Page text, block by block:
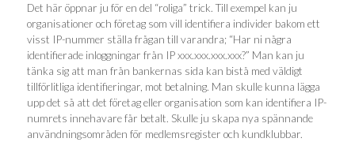
Det här öppnar ju för en del “roliga” trick. Till exempel kan ju
organisationer och företag som vill identifiera individer bakom ett
visst IP-nummer ställa frågan till varandra; “Har ni några
identifierade inloggningar från IP xxx.xxx.xxx.xxx?” Man kan ju
tänka sig att man från bankernas sida kan bistå med väldigt
tillförlitliga identifieringar, mot betalning. Man skulle kunna lägga
upp det så att det företag eller organisation som kan identifiera IP-
numrets innehavare får betalt. Skulle ju skapa nya spännande
användningsområden för medlemsregister och kundklubbar.